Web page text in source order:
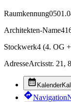
Raumkennung
Architekten-Name
Stockwerk4 (4. OG
AdresseArcisstr. 21,
Kalender
Navigation